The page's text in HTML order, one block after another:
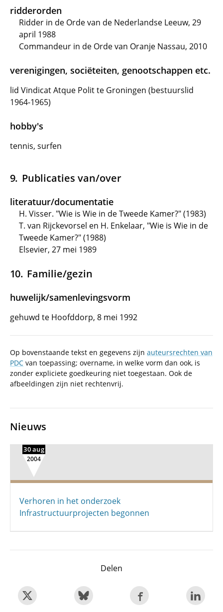
ridderorden
Ridder in de Orde van de Nederlandse Leeuw, 29
april 1988
Commandeur in de Orde van Oranje Nassau, 2010
verenigingen, sociëteiten, genootschappen etc.
lid Vindicat Atque Polit te Groningen (bestuurslid
1964-1965)
hobby's
tennis, surfen
Publicaties van/over
literatuur/documentatie
H. Visser. "Wie is Wie in de Tweede Kamer?" (1983)
T. van Rijckevorsel en H. Enkelaar, "Wie is Wie in de
Tweede Kamer?" (1988)
Elsevier, 27 mei 1989
Familie/gezin
huwelijk/samenlevingsvorm
gehuwd te Hoofddorp, 8 mei 1992
Op bovenstaande tekst en gegevens zijn auteursrechten van
PDC van toepassing; overname, in welke vorm dan ook, is
zonder expliciete goedkeuring niet toegestaan. Ook de
afbeeldingen zijn niet rechtenvrij.
Nieuws
30 aug
2004
Verhoren in het onderzoek
Infrastructuurprojecten begonnen
Delen